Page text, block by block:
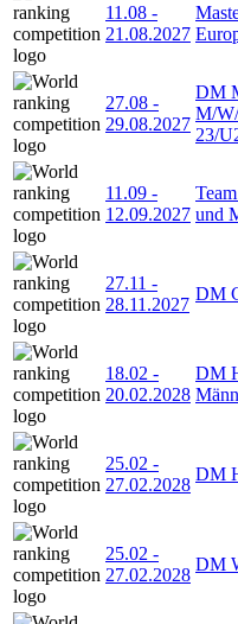
11.08 -
21.08.2027
27.08 -
29.08.2027
DM
M/
23/
11.09 -
12.09.2027 und
27.11 -
28.11.2027
DM
18.02 -
20.02.2028
DM
25.02 -
27.02.2028
DM
25.02 -
27.02.2028
DM